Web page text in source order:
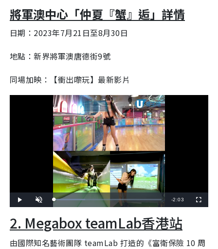
將軍澳中心「仲夏『蟹』逅」詳情
日期：2023年7月21日至8月30日
地點：新界將軍澳唐德街9號
同場加映：【衝出嚟玩】最新影片
l
n
e
L
o
e
d
:
9
.
R
m
a
-2:03
u
e
n
2. Megabox teamLab香港站
由國際知名藝術團隊 teamLab 打造的《富衛保險 10 周